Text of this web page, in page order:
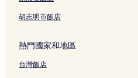
胡志明市飯店
熱門國家和地區
台灣飯店